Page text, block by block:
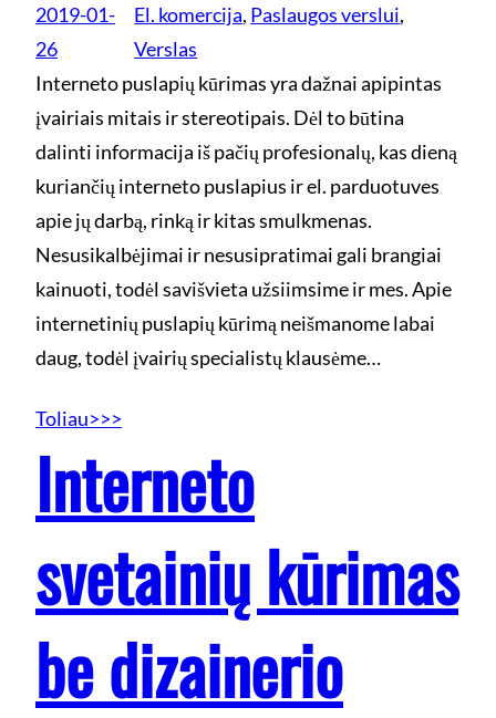
2019-01-
26
El. komercija, Paslaugos verslui
Verslas
Interneto puslapių kūrimas yra dažnai apipintas
įvairiais mitais ir stereotipais. Dėl to būtina
dalinti informacija iš pačių profesionalų, kas dieną
kuriančių interneto puslapius ir el. parduotuves
apie jų darbą, rinką ir kitas smulkmenas.
Nesusikalbėjimai ir nesusipratimai gali brangiai
kainuoti, todėl savišvieta užsiimsime ir mes. Apie
internetinių puslapių kūrimą neišmanome labai
daug, todėl įvairių specialistų klausėme…
Toliau>>>
Interneto
svetainių kūrimas
be dizainerio